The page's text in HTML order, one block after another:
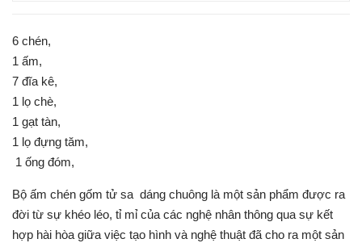
6 chén,
1 ấm,
7 đĩa kê,
1 lọ chè,
1 gạt tàn,
1 lọ đựng tăm,
1 ống đóm,
Bộ ấm chén gốm tử sa dáng chuông là một sản phẩm được ra
đời từ sự khéo léo, tỉ mỉ của các nghệ nhân thông qua sự kết
hợp hài hòa giữa việc tạo hình và nghệ thuật đã cho ra một sản